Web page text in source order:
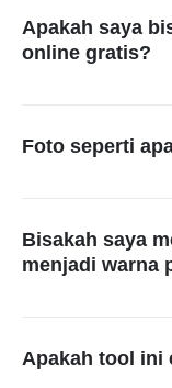
cocok saat tugas
prompt sebagai
Apakah saya
online gratis?
Foto seperti
mudah diproses.
kompleks tetap
Bisakah saya
menjadi warna
scene penuh.
Apakah tool ini